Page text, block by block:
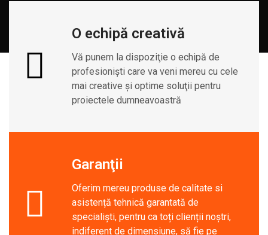
O echipă creativă
Vă punem la dispoziţie o echipă de
profesionişti care va veni mereu cu cele
mai creative şi optime soluţii pentru
proiectele dumneavoastră
Garanţii
Oferim mereu produse de calitate si
asistență tehnică garantată de
specialiști, pentru ca toți clienții noștri,
indiferent de dimensiune, să fie pe